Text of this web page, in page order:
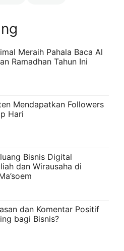
Meraih Pahala Baca Al
Ramadhan Tahun Ini
Mendapatkan Followers
Hari
Bisnis Digital
dan Wirausaha di
dan Komentar Positif
bagi Bisnis?